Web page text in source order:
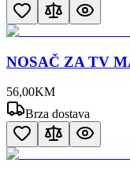
NOSAČ ZA TV
56,00KM
Brza dostava